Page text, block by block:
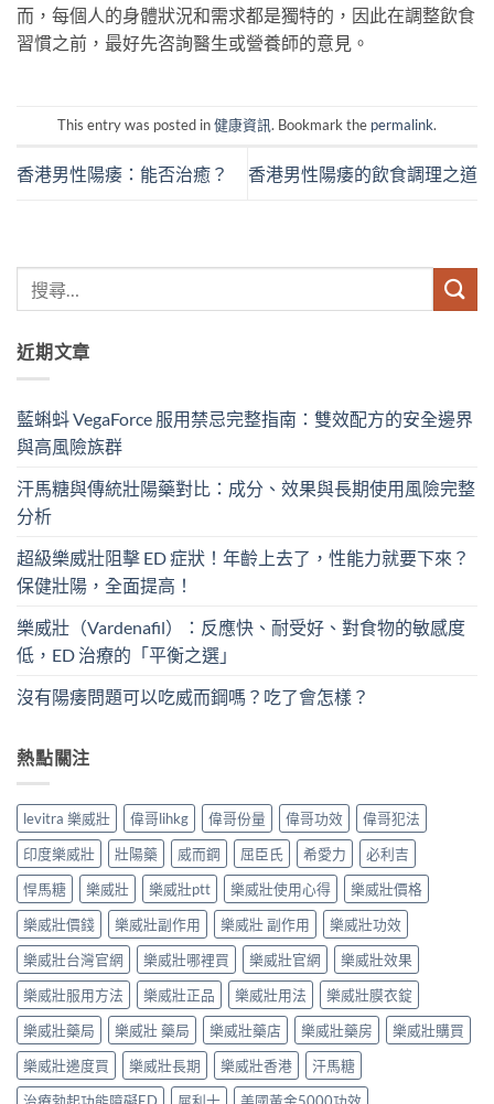
而，每個人的身體狀況和需求都是獨特的，因此在調整飲食
習慣之前，最好先咨詢醫生或營養師的意見。
This entry was posted in健康資訊. Bookmark the permalink.
香港男性陽痿：能否治癒？ 香港男性陽痿的飲食調理之道
近期文章
藍蝌蚪 VegaForce 服用禁忌完整指南：雙效配方的安全邊界
與高風險族群
汗馬糖與傳統壯陽藥對比：成分、效果與長期使用風險完整
分析
超級樂威壯阻擊 ED 症狀！年齡上去了，性能力就要下來？
保健壯陽，全面提高！
樂威壯（Vardenafil）：反應快、耐受好、對食物的敏感度
低，ED 治療的「平衡之選」
沒有陽痿問題可以吃威而鋼嗎？吃了會怎樣？
熱點關注
levitra 樂威壯 偉哥lihkg 偉哥份量 偉哥功效
偉哥犯法
印度樂威壯
壯陽藥 威而鋼 屈臣氏 希愛力
必利吉
悍馬糖
樂威壯 樂威壯ptt 樂威壯使用心得
樂威壯價格
樂威壯價錢
樂威壯副作用 樂威壯 副作用
樂威壯功效
樂威壯台灣官網
樂威壯哪裡買 樂威壯官網
樂威壯效果
樂威壯服用方法
樂威壯正品 樂威壯用法
樂威壯膜衣錠
樂威壯藥局
樂威壯 藥局 樂威壯藥店 樂威壯藥房
樂威壯購買
樂威壯邊度買
樂威壯長期 樂威壯香港
汗馬糖